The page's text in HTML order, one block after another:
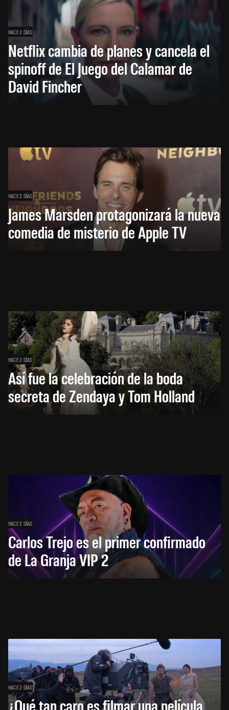
HACE 2 DÍAS
Netflix cambia de planes y cancela el
spinoff de El Juego del Calamar de
David Fincher
HACE 2 DÍAS
James Marsden protagonizará la nueva
comedia de misterio de Apple TV
HACE 2 DÍAS
Así fue la celebración de la boda
secreta de Zendaya y Tom Holland
HACE 2 DÍAS
Carlos Trejo es el primer confirmado
de La Granja VIP 2
HACE 2 DÍAS
¿Qué tan caro es filmar una película